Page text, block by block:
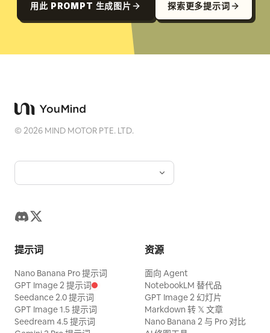
用此 PROMPT 生成图片 探索更多提示词
©2026 MIND MOTOR PTE. LTD.
提示词
Nano Banana Pro 提示词
GPT Image 2 提示词
Seedance 2.0 提示词
GPT Image 1.5 提示词
Seedream 4.5 提示词
资源
面向 Agent
NotebookLM 替代品
GPT Image 2 幻灯片
Markdown 转 𝕏 文章
Nano Banana 2 与 Pro 对比